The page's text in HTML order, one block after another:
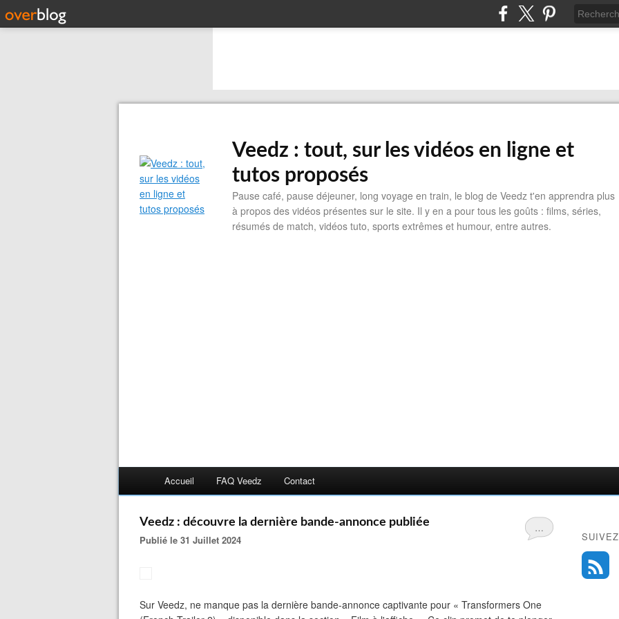
Veedz : tout, sur les vidéos en ligne et
tutos proposés
Pause café, pause déjeuner, long voyage en train, le blog de Veedz t'en apprendra plus
à propos des vidéos présentes sur le site. Il y en a pour tous les goûts : films, séries,
résumés de match, vidéos tuto, sports extrêmes et humour, entre autres.
Accueil FAQ Veedz Contact
…
Veedz : découvre la dernière bande-annonce publiée
Publié le 31 Juillet 2024
Sur Veedz, ne manque pas la dernière bande-annonce captivante pour « Transformers One